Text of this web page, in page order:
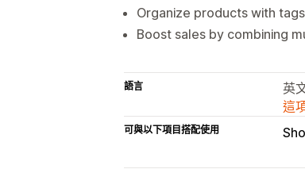
Organize products with
Boost sales by combining
語言
英
這
可與以下項目搭配使用